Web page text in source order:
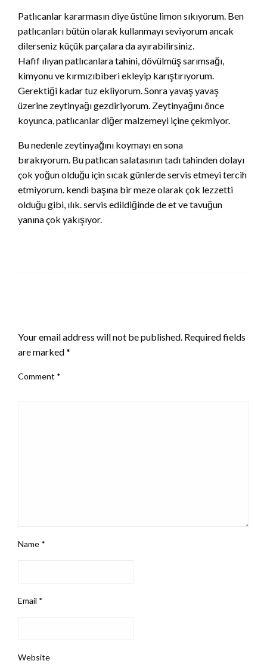
Patlıcanlar kararmasın diye üstüne limon sıkıyorum. Ben
patlıcanları bütün olarak kullanmayı seviyorum ancak
dilerseniz küçük parçalara da ayırabilirsiniz.
Hafif ılıyan patlıcanlara tahini, dövülmüş sarımsağı,
kimyonu ve kırmızıbiberi ekleyip karıştırıyorum.
Gerektiği kadar tuz ekliyorum. Sonra yavaş yavaş
üzerine zeytinyağı gezdiriyorum. Zeytinyağını önce
koyunca, patlıcanlar diğer malzemeyi içine çekmiyor.
Bu nedenle zeytinyağını koymayı en sona
bırakıyorum. Bu patlıcan salatasının tadı tahinden dolayı
çok yoğun olduğu için sıcak günlerde servis etmeyi tercih
etmiyorum. kendi başına bir meze olarak çok lezzetti
olduğu gibi, ılık. servis edildiğinde de et ve tavuğun
yanına çok yakışıyor.
Your email address will not be published. Required fields
are marked*
Comment *
Name *
Email *
Website